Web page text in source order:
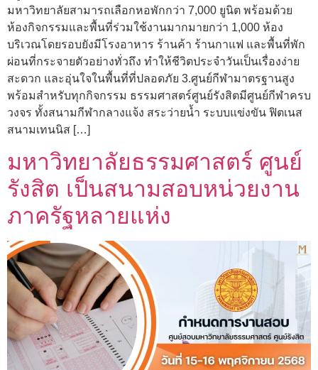
มหาวิทยาลัยสามารถเลือกหอพักกว่า 7,000 ยูนิต พร้อมด้วย
ห้องกิจกรรมและพื้นที่ร่วมใช้งานมากมายกว่า 1,000 ห้อง
บริเวณโดยรอบยังมีโรงอาหาร ร้านค้า ร้านกาแฟ และพื้นที่พัก
ผ่อนที่กระจายตัวอย่างทั่วถึง ทำให้ชีวิตประจำวันเป็นเรื่องง่าย
สะดวก และอุ่นใจในพื้นที่ที่ปลอดภัย 3.ศูนย์กีฬามาตรฐานสูง
พร้อมสำหรับทุกกิจกรรม ธรรมศาสตร์ศูนย์รังสิตมีศูนย์กีฬาครบ
วงจร ทั้งสนามกีฬากลางแจ้ง สระว่ายน้ำ ระบบแข่งขัน ฟิตเนส
สนามเทนนิส […]
มหาวิทยาลัยธรรมศาสตร์ ศูนย์
รังสิต เป็นสนามสอบหน่วยงาน
ภาครัฐหลายแห่ง